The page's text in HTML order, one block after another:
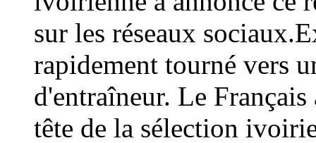
sur les réseaux
rapidement tourné vers
d'entraîneur. Le
tête de la sélection